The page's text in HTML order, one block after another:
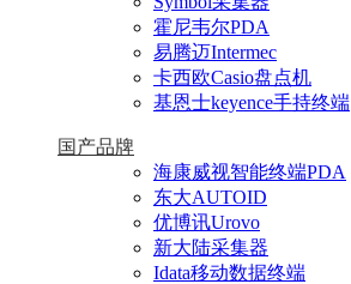
霍尼韦尔PDA
易腾迈Intermec
卡西欧Casio盘点机
基恩士keyence手持终端
国产品牌
海康威视智能终端PDA
东大AUTOID
优博讯Urovo
新大陆采集器
Idata移动数据终端